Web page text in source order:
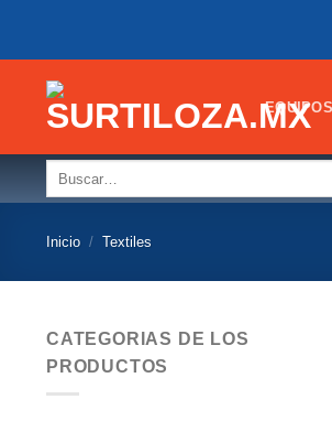
Inicio / Textiles
CATEGORIAS DE LOS
PRODUCTOS